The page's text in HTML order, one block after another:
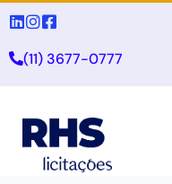
(11) 3677-0777